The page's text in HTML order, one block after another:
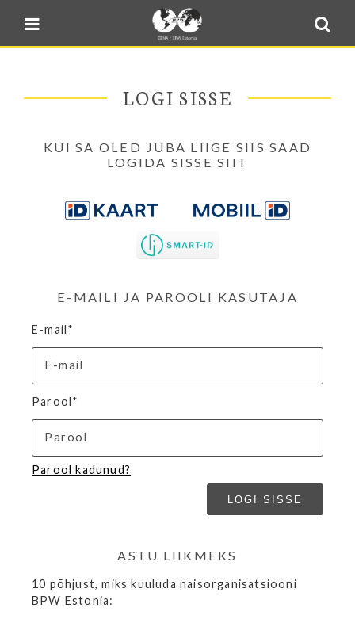
Sulge menüü
Blogi
E-pood
Minu BPW
In English
LOGI SISSE
KUI SA OLED JUBA LIIGE SIIS SAAD
LOGIDA SISSE SIIT
E-MAILI JA PAROOLI KASUTAJA
E-mail*
Parool*
Parool kadunud?
ASTU LIIKMEKS
10 põhjust, miks kuuluda naisorganisatsiooni
BPW Estonia: